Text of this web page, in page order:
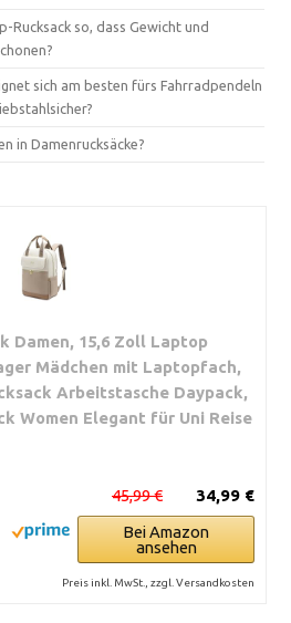
Rucksack so, dass Gewicht und
sich am besten fürs Fahrradpendeln
in Damenrucksäcke?
Damen, 15,6 Zoll Laptop
Mädchen mit Laptopfach,
Arbeitstasche Daypack,
Women Elegant für Uni Reise
34,99 €
45,99 €
Bei Amazon
ansehen
Preis inkl. MwSt., zzgl. Versandkosten